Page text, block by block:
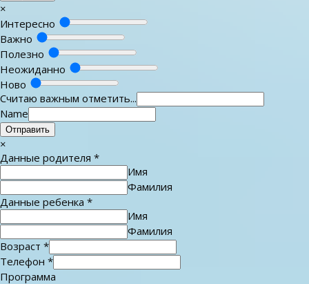
×
Интересно
Важно
Полезно
Неожиданно
Ново
Считаю важным отметить...
Name
Отправить
×
Данные родителя *
Имя
Фамилия
Данные ребенка *
Имя
Фамилия
Возраст *
Телефон *
Программа